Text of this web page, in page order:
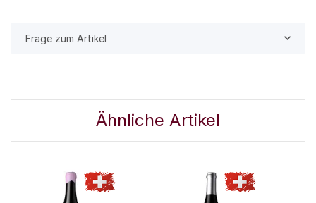
Frage zum Artikel
Ähnliche Artikel